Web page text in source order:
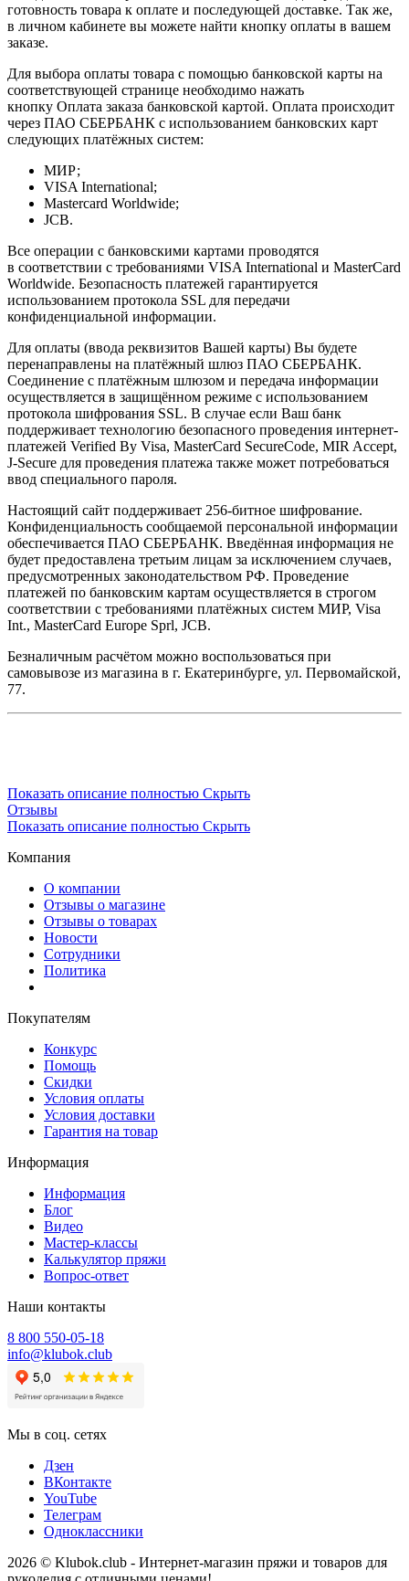
готовность товара к оплате и последующей доставке. Так же,
в личном кабинете вы можете найти кнопку оплаты в вашем
заказе.
Для выбора оплаты товара с помощью банковской карты на
соответствующей странице необходимо нажать
кнопку Оплата заказа банковской картой. Оплата происходит
через ПАО СБЕРБАНК с использованием банковских карт
следующих платёжных систем:
МИР;
VISA International;
Mastercard Worldwide;
JCB.
Все операции с банковскими картами проводятся
в соответствии с требованиями VISA International и MasterCard
Worldwide. Безопасность платежей гарантируется
использованием протокола SSL для передачи
конфиденциальной информации.
Для оплаты (ввода реквизитов Вашей карты) Вы будете
перенаправлены на платёжный шлюз ПАО СБЕРБАНК.
Соединение с платёжным шлюзом и передача информации
осуществляется в защищённом режиме с использованием
протокола шифрования SSL. В случае если Ваш банк
поддерживает технологию безопасного проведения интернет-
платежей Verified By Visa, MasterCard SecureCode, MIR Accept,
J-Secure для проведения платежа также может потребоваться
ввод специального пароля.
Настоящий сайт поддерживает 256-битное шифрование.
Конфиденциальность сообщаемой персональной информации
обеспечивается ПАО СБЕРБАНК. Введённая информация не
будет предоставлена третьим лицам за исключением случаев,
предусмотренных законодательством РФ. Проведение
платежей по банковским картам осуществляется в строгом
соответствии с требованиями платёжных систем МИР, Visa
Int., MasterCard Europe Sprl, JCB.
Безналичным расчётом можно воспользоваться при
самовывозе из магазина в г. Екатеринбурге, ул. Первомайской,
77.
Показать описание полностью Скрыть
Отзывы
Показать описание полностью Скрыть
Компания
О компании
Отзывы о магазине
Отзывы о товарах
Новости
Сотрудники
Политика
Покупателям
Конкурс
Помощь
Скидки
Условия оплаты
Условия доставки
Гарантия на товар
Информация
Информация
Блог
Видео
Мастер-классы
Калькулятор пряжи
Вопрос-ответ
Наши контакты
8 800 550-05-18
info@klubok.club
Мы в соц. сетях
Дзен
ВКонтакте
YouTube
Телеграм
Одноклассники
2026 © Klubok.club - Интернет-магазин пряжи и товаров для